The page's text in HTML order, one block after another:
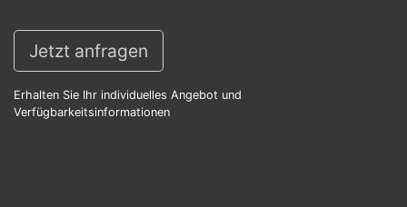
Jetzt anfragen
Erhalten Sie Ihr individuelles Angebot und
Verfügbarkeitsinformationen